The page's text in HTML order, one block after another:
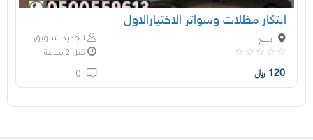
ابتكار مظلات وسواتر الاختيارالاول
الجديد تسويق ينبع
قبل 2 ساعة
120 ﷼